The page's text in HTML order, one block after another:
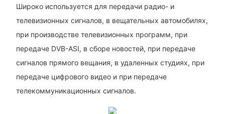
Широко используется для передачи радио- и
телевизионных сигналов, в вещательных автомобилях,
при производстве телевизионных программ, при
передаче DVB-ASI, в сборе новостей, при передаче
сигналов прямого вещания, в удаленных студиях, при
передаче цифрового видео и при передаче
телекоммуникационных сигналов.